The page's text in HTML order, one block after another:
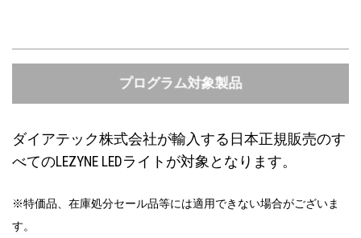
プログラム対象製品
ダイアテック株式会社が輸入する日本正規販売のす
べてのLEZYNE LEDライトが対象となります。
※特価品、在庫処分セール品等には適用できない場合がございま
す。